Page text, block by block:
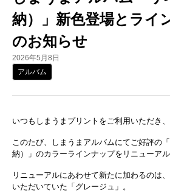
納）」新色登場とライ
のお知らせ
2026年5月8日
アルバム
いつもしまうまプリントをご利用いただき
このたび、しまうまアルバムにてご好評の
納）」のカラーラインナップをリニューアル
リニューアルにあわせて新たに加わるのは
いただいていた「グレージュ」。